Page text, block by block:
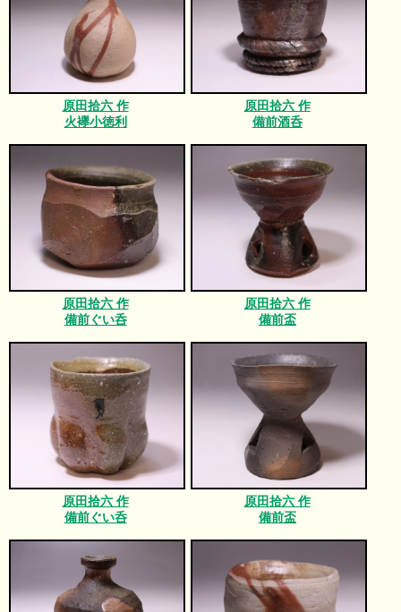
原田拾六 作
火襷小徳利
原田拾六 作
備前酒呑
原田拾六 作
備前ぐい呑
原田拾六 作
備前盃
原田拾六 作
備前ぐい呑
原田拾六 作
備前盃